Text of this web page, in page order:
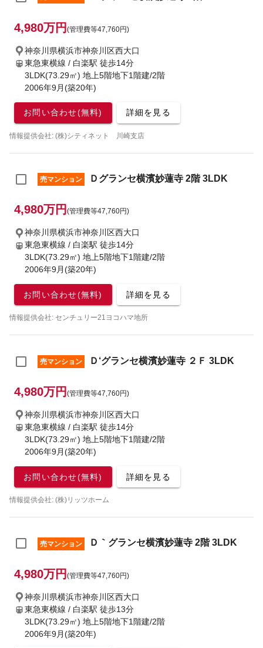
4,980万円 (管理費等47,760円)
神奈川県横浜市神奈川区西大口
東急東横線 / 白楽駅 徒歩14分
3LDK(73.29㎡) 地上5階地下1階建/2階
2006年9月(築20年)
お問い合わせ(無料) 詳細を見る
情報提供会社: (株)シティネット 川崎支店
売マンション Ｄグランセ横濱妙蓮寺 2階 3LDK
4,980万円 (管理費等47,760円)
神奈川県横浜市神奈川区西大口
東急東横線 / 白楽駅 徒歩14分
3LDK(73.29㎡) 地上5階地下1階建/2階
2006年9月(築20年)
お問い合わせ(無料) 詳細を見る
情報提供会社: センチュリー21ヨコハマ地所
売マンション Ｄ‘グランセ横濱妙蓮寺 ２Ｆ 3LDK
4,980万円 (管理費等47,760円)
神奈川県横浜市神奈川区西大口
東急東横線 / 白楽駅 徒歩14分
3LDK(73.29㎡) 地上5階地下1階建/2階
2006年9月(築20年)
お問い合わせ(無料) 詳細を見る
情報提供会社: (株)リッツホーム
売マンション Ｄ｀グランセ横濱妙蓮寺 2階 3LDK
4,980万円 (管理費等47,760円)
神奈川県横浜市神奈川区西大口
東急東横線 / 白楽駅 徒歩13分
3LDK(73.29㎡) 地上5階地下1階建/2階
2006年9月(築20年)